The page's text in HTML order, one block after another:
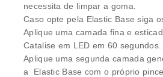
necessita de limpar a goma.
Caso opte pela Elastic Base siga
Aplique uma camada fina e
Catalise em LED em 60 segundos.
Aplique uma segunda camada
a Elastic Base com o próprio